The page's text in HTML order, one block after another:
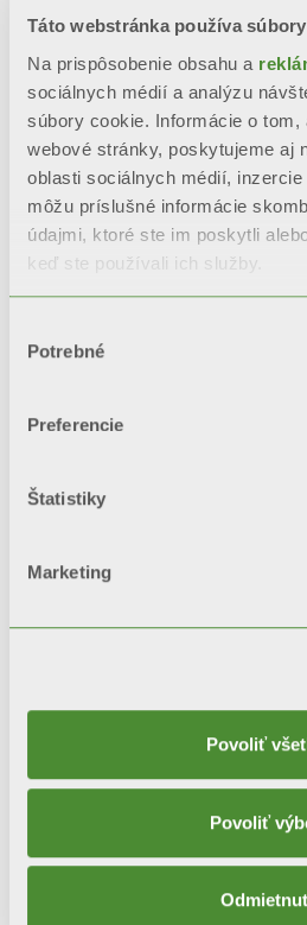
Táto webstránka používa
Na prispôsobenie obsahu a
sociálnych médií a analýzu
súbory cookie. Informácie o tom,
webové stránky, poskytujeme aj
oblasti sociálnych médií,
môžu príslušné informácie
údajmi, ktoré ste im poskytli
keď ste používali ich služby.
súhlasu
Potrebné
Preferencie
Štatistiky
Marketing
Povoliť
Povoliť
Kompletná
Aleternum, sériovo
Elevata resistenza
Nepodlieha
dvojitému náteru: